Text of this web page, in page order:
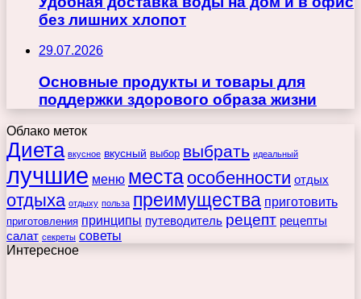
без лишних хлопот
29.07.2026
Основные продукты и товары для
поддержки здорового образа жизни
Облако меток
Диета вкусное вкусный выбор выбрать идеальный
лучшие меню места особенности отдых
отдыха отдыху польза преимущества приготовить
приготовления принципы путеводитель рецепт рецепты
салат секреты советы
Интересное